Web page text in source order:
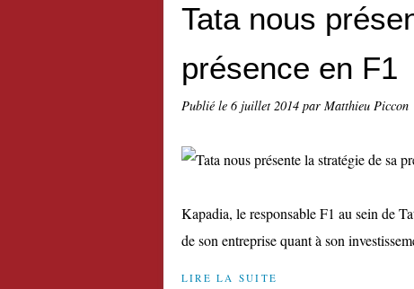
Tata nous
présence en F1
Publié le 6 juillet 2014 par Matthieu Piccon
Kapadia, le responsable F1 au sein de
de son entreprise quant à son
LIRE LA SUITE